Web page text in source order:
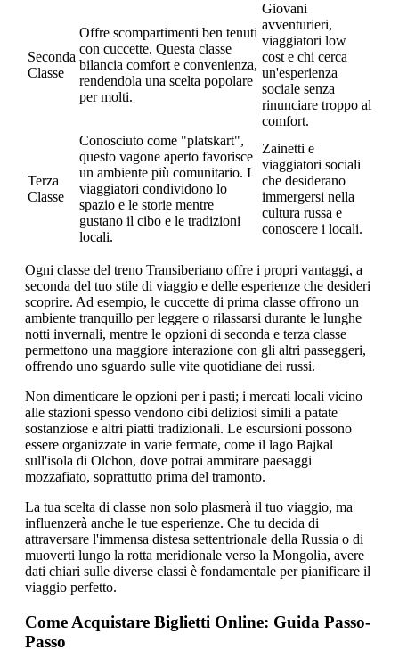
Seconda
Classe
Offre scompartimenti ben tenuti
con cuccette. Questa classe
bilancia comfort e convenienza,
rendendola una scelta popolare
per molti.
Giovani
avventurieri,
viaggiatori low
cost e chi cerca
un'esperienza
sociale senza
rinunciare troppo al
comfort.
Terza
Classe
Conosciuto come "platskart",
questo vagone aperto favorisce
un ambiente più comunitario. I
viaggiatori condividono lo
spazio e le storie mentre
gustano il cibo e le tradizioni
locali.
Zainetti e
viaggiatori sociali
che desiderano
immergersi nella
cultura russa e
conoscere i locali.
Ogni classe del treno Transiberiano offre i propri vantaggi, a
seconda del tuo stile di viaggio e delle esperienze che desideri
scoprire. Ad esempio, le cuccette di prima classe offrono un
ambiente tranquillo per leggere o rilassarsi durante le lunghe
notti invernali, mentre le opzioni di seconda e terza classe
permettono una maggiore interazione con gli altri passeggeri,
offrendo uno sguardo sulle vite quotidiane dei russi.
Non dimenticare le opzioni per i pasti; i mercati locali vicino
alle stazioni spesso vendono cibi deliziosi simili a patate
sostanziose e altri piatti tradizionali. Le escursioni possono
essere organizzate in varie fermate, come il lago Bajkal
sull'isola di Olchon, dove potrai ammirare paesaggi
mozzafiato, soprattutto prima del tramonto.
La tua scelta di classe non solo plasmerà il tuo viaggio, ma
influenzerà anche le tue esperienze. Che tu decida di
attraversare l'immensa distesa settentrionale della Russia o di
muoverti lungo la rotta meridionale verso la Mongolia, avere
dati chiari sulle diverse classi è fondamentale per pianificare il
viaggio perfetto.
Come Acquistare Biglietti Online: Guida Passo-
Passo